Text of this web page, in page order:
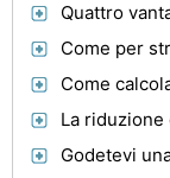
Quattro
Come per
Come
La